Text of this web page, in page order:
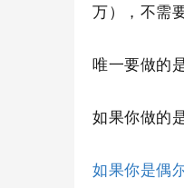
万），不需
唯一要做的
如果你做的
如果你是偶